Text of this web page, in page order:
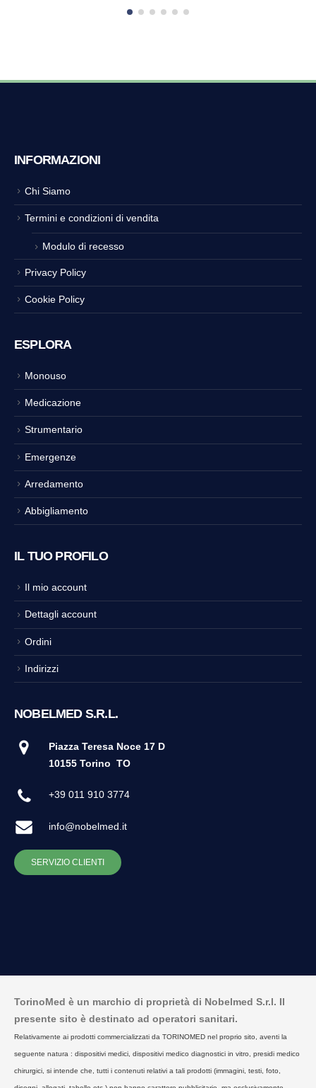
INFORMAZIONI
Chi Siamo
Termini e condizioni di vendita
Modulo di recesso
Privacy Policy
Cookie Policy
ESPLORA
Monouso
Medicazione
Strumentario
Emergenze
Arredamento
Abbigliamento
IL TUO PROFILO
Il mio account
Dettagli account
Ordini
Indirizzi
NOBELMED S.R.L.
Piazza Teresa Noce 17 D
10155 Torino TO
+39 011 910 3774
info@nobelmed.it
SERVIZIO CLIENTI
TorinoMed è un marchio di proprietà di Nobelmed S.r.l. Il
presente sito è destinato ad operatori sanitari.
Relativamente ai prodotti commercializzati da TORINOMED nel proprio sito, aventi la
seguente natura : dispositivi medici, dispositivi medico diagnostici in vitro, presidi medico
chirurgici, si intende che, tutti i contenuti relativi a tali prodotti (immagini, testi, foto,